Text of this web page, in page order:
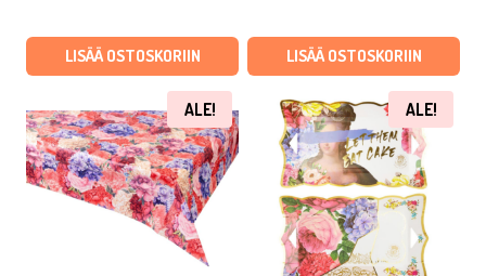
€5,95.€2,68.
LISÄÄ OSTOSKORIIN
oli:
on:
€2,79.
LISÄÄ OSTOSKORIIN
ALE! ALE!